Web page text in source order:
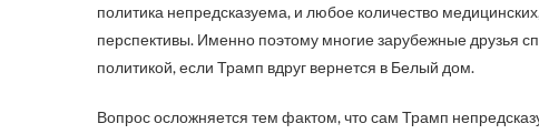
политика непредсказуема, и любое количество
перспективы. Именно поэтому многие зарубежные друзья
политикой, если Трамп вдруг вернется в Белый дом.
Вопрос осложняется тем фактом, что сам Трамп